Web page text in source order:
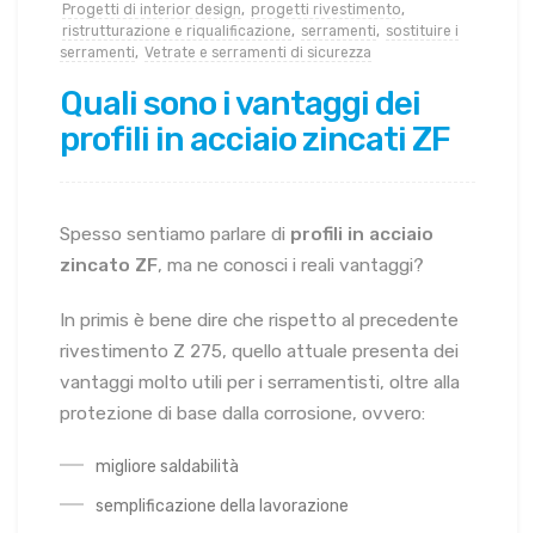
Progetti di interior design, progetti rivestimento,
ristrutturazione e riqualificazione, serramenti, sostituire i
serramenti, Vetrate e serramenti di sicurezza
Quali sono i vantaggi dei
profili in acciaio zincati ZF
Spesso sentiamo parlare di profili in acciaio
zincato ZF, ma ne conosci i reali vantaggi?
In primis è bene dire che rispetto al precedente
rivestimento Z 275, quello attuale presenta dei
vantaggi molto utili per i serramentisti, oltre alla
protezione di base dalla corrosione, ovvero:
migliore saldabilità
semplificazione della lavorazione